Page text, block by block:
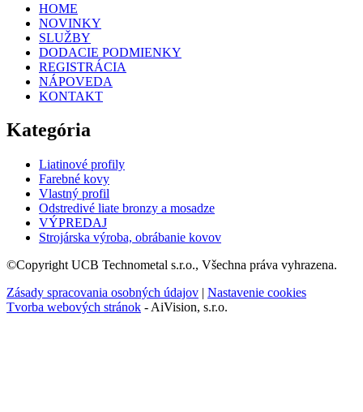
HOME
NOVINKY
SLUŽBY
DODACIE PODMIENKY
REGISTRÁCIA
NÁPOVEDA
KONTAKT
Kategória
Liatinové profily
Farebné kovy
Vlastný profil
Odstredivé liate bronzy a mosadze
VÝPREDAJ
Strojárska výroba, obrábanie kovov
©Copyright UCB Technometal s.r.o., Všechna práva vyhrazena.
Zásady spracovania osobných údajov | Nastavenie cookies
Tvorba webových stránok - AiVision, s.r.o.